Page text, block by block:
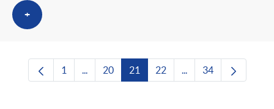
+
Pàgina
1 ...Pàgines intermèdies Utilitzeu TAB per
Pàgina
20 Pàgina
21 Pàgina
22 ...Pàgines intermèdies
Pàgina
34